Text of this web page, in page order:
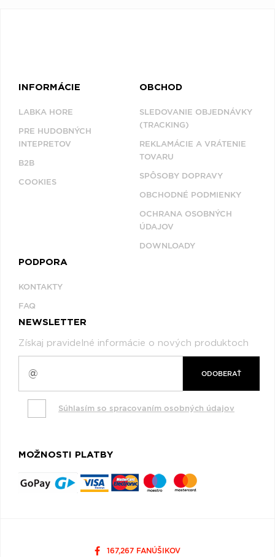
INFORMÁCIE
LABKA HORE
PRE HUDOBNÝCH
INTEPRETOV
B2B
COOKIES
OBCHOD
SLEDOVANIE OBJEDNÁVKY
(TRACKING)
REKLAMÁCIE A VRÁTENIE
TOVARU
SPÔSOBY DOPRAVY
OBCHODNÉ PODMIENKY
OCHRANA OSOBNÝCH
ÚDAJOV
DOWNLOADY
PODPORA
KONTAKTY
FAQ
NEWSLETTER
Získaj pravidelné informácie o nových produktoch
ODOBERAŤ
Súhlasím so spracovaním osobných údajov
MOŽNOSTI PLATBY
167,267 FANÚŠIKOV